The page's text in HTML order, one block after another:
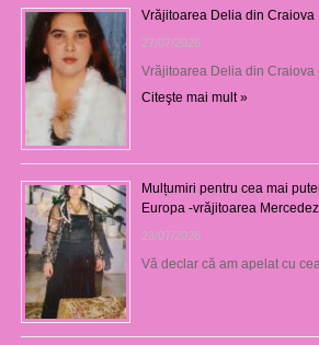
Vrăjitoarea Delia din Craiova
27/07/2026
Vrăjitoarea Delia din Craiova
Citeşte mai mult »
Mulțumiri pentru cea mai
Europa -vrăjitoarea
23/07/2026
Vă declar că am apelat cu